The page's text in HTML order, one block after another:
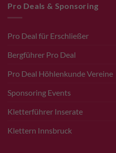
Pro Deals & Sponsoring
Pro Deal für Erschließer
Bergführer Pro Deal
Pro Deal Höhlenkunde Vereine
Sponsoring Events
Kletterführer Inserate
Klettern Innsbruck